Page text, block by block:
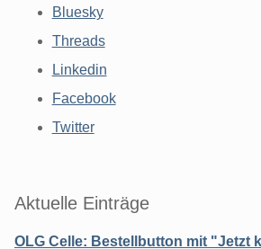
Bluesky
Threads
Linkedin
Facebook
Twitter
Aktuelle Einträge
OLG Celle: Bestellbutton mit "Jetzt